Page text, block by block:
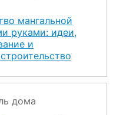
мангальной
руками: идеи,
и
дома